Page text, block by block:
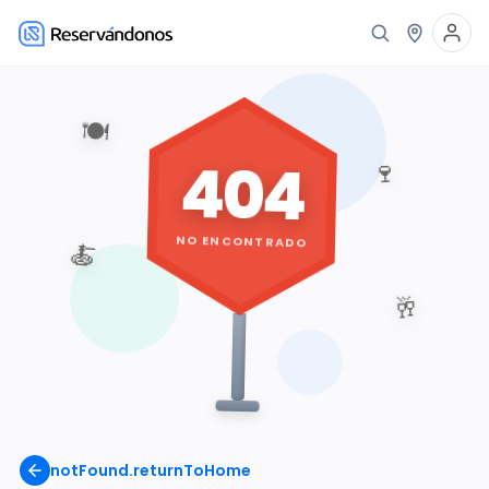
notFound.returnToHome
🍽️
🍷
🥂
🍝
404
NO ENCONTRADO